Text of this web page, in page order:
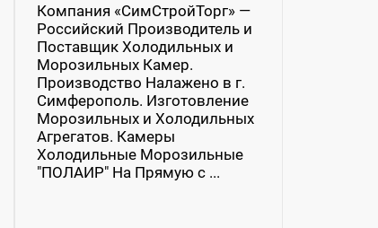
Компания «СимСтройТорг» —
Российский Производитель и
Поставщик Холодильных и
Морозильных Камер.
Производство Налажено в г.
Симферополь. Изготовление
Морозильных и Холодильных
Агрегатов. Камеры
Холодильные Морозильные
"ПОЛАИР" На Прямую с ...